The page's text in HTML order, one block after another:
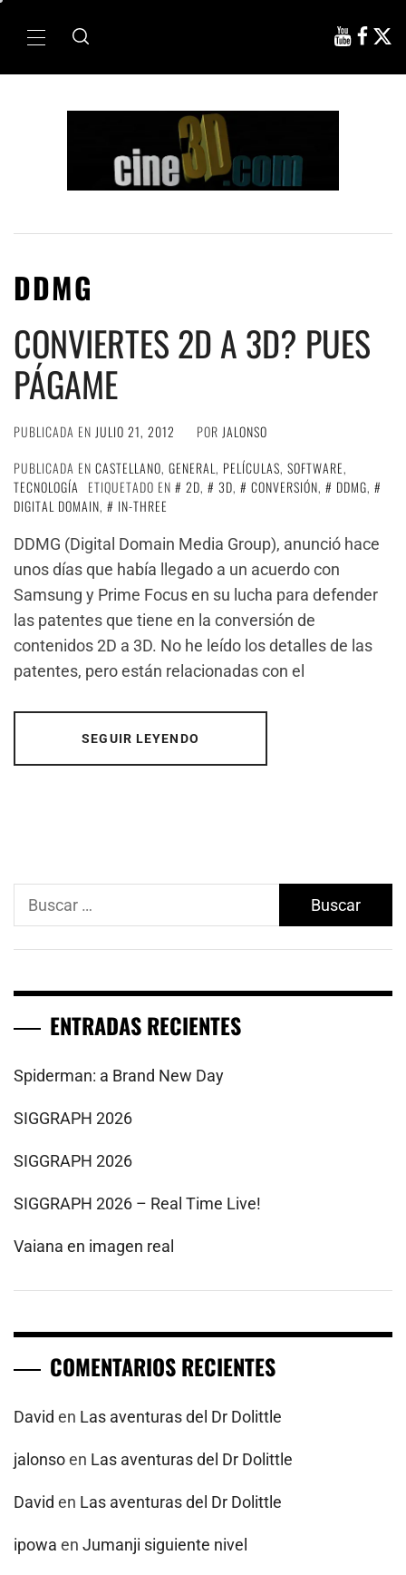
Menú
DDMG
CONVIERTES 2D A 3D? PUES
PÁGAME
PUBLICADA EN JULIO 21, 2012 POR JALONSO
PUBLICADA EN CASTELLANO, GENERAL, PELÍCULAS, SOFTWARE,
TECNOLOGÍA
ETIQUETADO EN 2D, 3D, CONVERSIÓN, DDMG,
DIGITAL DOMAIN,
IN-THREE
DDMG (Digital Domain Media Group), anunció hace
unos días que había llegado a un acuerdo con
Samsung y Prime Focus en su lucha para defender
las patentes que tiene en la conversión de
contenidos 2D a 3D. No he leído los detalles de las
patentes, pero están relacionadas con el
SEGUIR LEYENDO
Buscar:
ENTRADAS RECIENTES
Spiderman: a Brand New Day
SIGGRAPH 2026
SIGGRAPH 2026
SIGGRAPH 2026 – Real Time Live!
Vaiana en imagen real
COMENTARIOS RECIENTES
David en Las aventuras del Dr Dolittle
jalonsoen Las aventuras del Dr Dolittle
David en Las aventuras del Dr Dolittle
ipowa en Jumanji siguiente nivel